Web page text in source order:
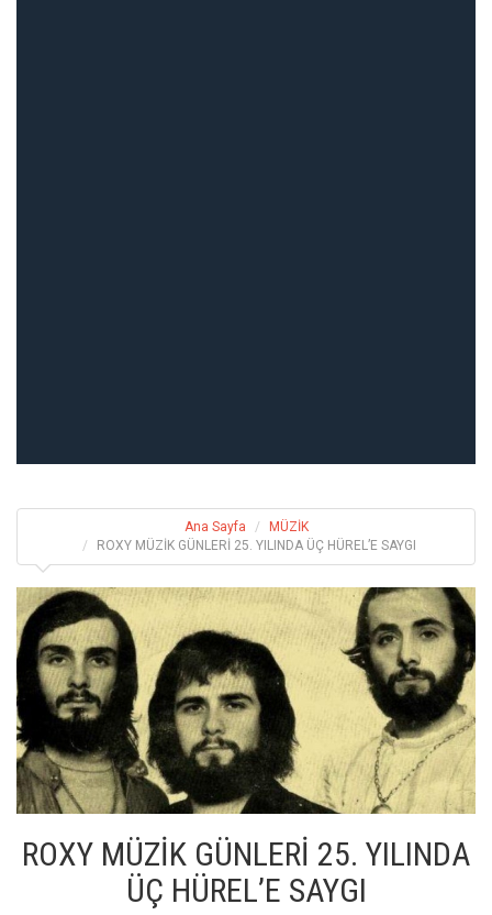
Ana Sayfa
MÜZİK
ROXY MÜZİK GÜNLERİ 25. YILINDA ÜÇ HÜREL’E SAYGI
ROXY MÜZİK GÜNLERİ 25. YILINDA
ÜÇ HÜREL’E SAYGI